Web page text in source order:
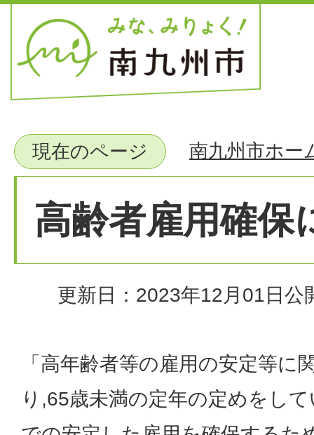
現在のページ 南九州市ホー
高齢者雇用確保
更新日：2023年12月01日 公
「高年齢者等の雇用の安定等に
り,65歳未満の定年の定めをし